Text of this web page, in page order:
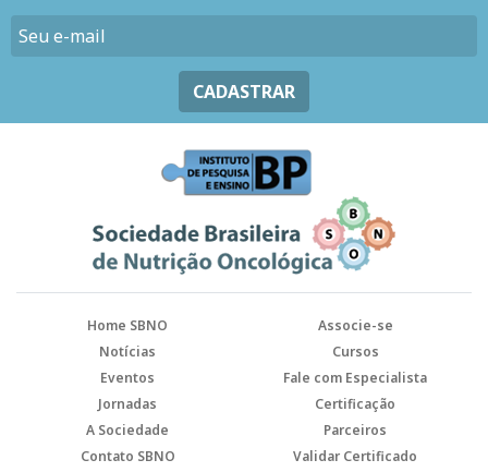
CADASTRAR
Home SBNO
Associe-se
Notícias
Cursos
Eventos
Fale com Especialista
Jornadas
Certificação
A Sociedade
Parceiros
Contato SBNO
Validar Certificado